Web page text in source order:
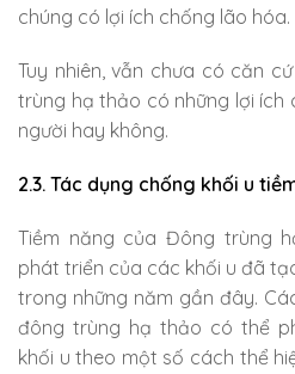
chúng có lợi ích chống lão hóa.
Tuy nhiên, vẫn chưa có căn
trùng hạ thảo có những lợi ích
người hay không.
2.3. Tác dụng chống khối u
Tiềm năng của Đông trùng
phát triển của các khối u đã
trong những năm gần đây.
đông trùng hạ thảo có thể
khối u theo một số cách thể